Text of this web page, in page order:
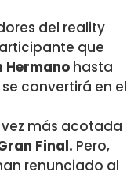
del reality
que
Hermano hasta
convertirá en el
más acotada
Final. Pero,
renunciado al